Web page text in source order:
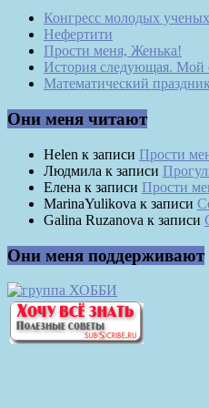
Конгресс молодых
Нефертити
Прости меня, Женька!
История следующая. Мой
Математический
Они меня читают
Helen к записи Прости
Людмила к записи
Елена к записи Прости
MarinaYulikova к записи
Galina Ruzanova к записи
Они меня поддерживают